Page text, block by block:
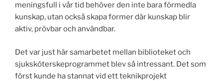
meningsfull i vår tid behöver den inte bara förmedla
kunskap, utan också skapa former där kunskap blir
aktiv, prövbar och användbar.
Det var just här samarbetet mellan biblioteket och
sjuksköterskeprogrammet blev så intressant. Det som
först kunde ha stannat vid ett teknikprojekt